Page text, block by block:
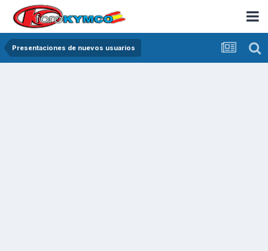
Presentaciones de nuevos usuarios